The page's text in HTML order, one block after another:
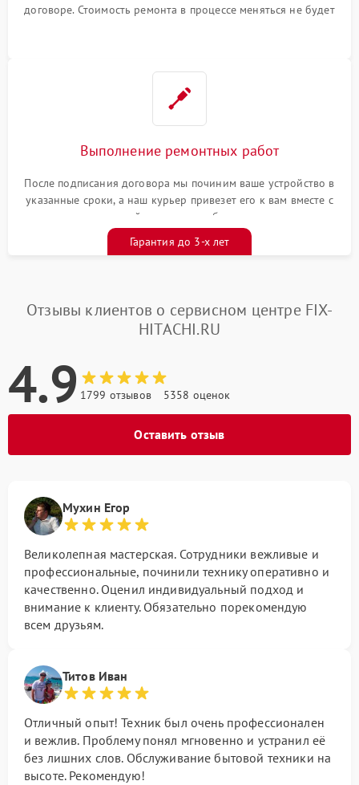
договоре. Стоимость ремонта в процессе меняться не будет
Выполнение ремонтных работ
После подписания договора мы починим ваше устройство в
указанные сроки, а наш курьер привезет его к вам вместе с
гарантийным талоном бесплатно
Гарантия до 3-х лет
Отзывы клиентов о сервисном центре FIX-
HITACHI.RU
4.9 1799 отзывов 5358 оценок
Оставить отзыв
Мухин Егор
Великолепная мастерская. Сотрудники вежливые и
профессиональные, починили технику оперативно и
качественно. Оценил индивидуальный подход и
внимание к клиенту. Обязательно порекомендую
всем друзьям.
Титов Иван
Отличный опыт! Техник был очень профессионален
и вежлив. Проблему понял мгновенно и устранил её
без лишних слов. Обслуживание бытовой техники на
высоте. Рекомендую!